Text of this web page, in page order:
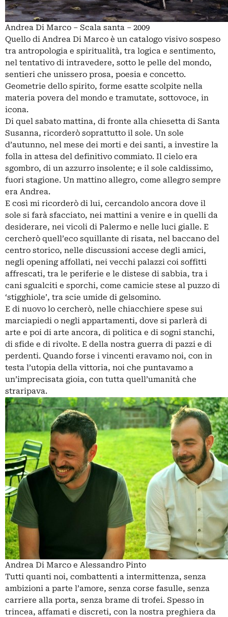
Andrea Di Marco – Scala santa – 2009
Quello di Andrea Di Marco è un catalogo visivo sospeso
tra antropologia e spiritualità, tra logica e sentimento,
nel tentativo di intravedere, sotto le pelle del mondo,
sentieri che unissero prosa, poesia e concetto.
Geometrie dello spirito, forme esatte scolpite nella
materia povera del mondo e tramutate, sottovoce, in
icona.
Di quel sabato mattina, di fronte alla chiesetta di Santa
Susanna, ricorderò soprattutto il sole. Un sole
d’autunno, nel mese dei morti e dei santi, a investire la
folla in attesa del definitivo commiato. Il cielo era
sgombro, di un azzurro insolente; e il sole caldissimo,
fuori stagione. Un mattino allegro, come allegro sempre
era Andrea.
E così mi ricorderò di lui, cercandolo ancora dove il
sole si farà sfacciato, nei mattini a venire e in quelli da
desiderare, nei vicoli di Palermo e nelle luci gialle. E
cercherò quell’eco squillante di risata, nel baccano del
centro storico, nelle discussioni accese degli amici,
negli opening affollati, nei vecchi palazzi coi soffitti
affrescati, tra le periferie e le distese di sabbia, tra i
cani sgualciti e sporchi, come camicie stese al puzzo di
‘stigghiole’, tra scie umide di gelsomino.
E di nuovo lo cercherò, nelle chiacchiere spese sui
marciapiedi o negli appartamenti, dove si parlerà di
arte e poi di arte ancora, di politica e di sogni stanchi,
di sfide e di rivolte. E della nostra guerra di pazzi e di
perdenti. Quando forse i vincenti eravamo noi, con in
testa l’utopia della vittoria, noi che puntavamo a
un’imprecisata gioia, con tutta quell’umanità che
straripava.
Andrea Di Marco e Alessandro Pinto
Tutti quanti noi, combattenti a intermittenza, senza
ambizioni a parte l’amore, senza corse fasulle, senza
carriere alla porta, senza brame di trofei. Spesso in
trincea, affamati e discreti, con la nostra preghiera da